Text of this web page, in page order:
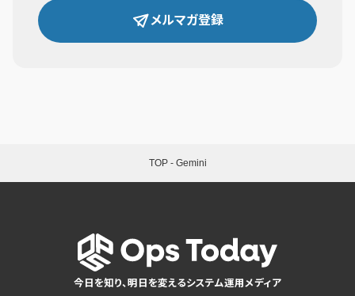
メルマガ登録
TOP- Gemini
今日を知り、明日を変えるシステム運用メディア